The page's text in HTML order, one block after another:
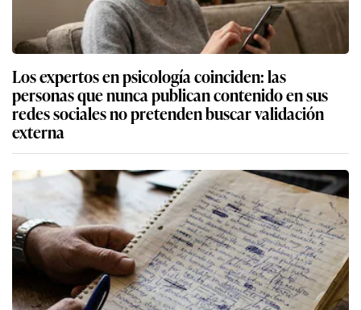
Los expertos en psicología coinciden: las
personas que nunca publican contenido en sus
redes sociales no pretenden buscar validación
externa